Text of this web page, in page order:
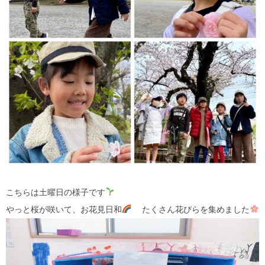
こちらは土曜日の様子です
やっと桜が咲いて、お花見日和
たくさん花びらを集めました